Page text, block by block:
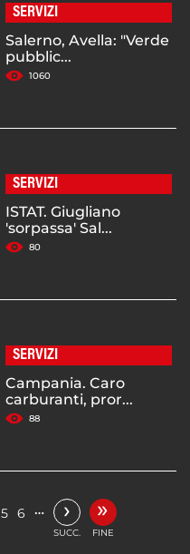
SERVIZI
Salerno, Avella: "Verde
pubblic...
1060
SERVIZI
ISTAT. Giugliano
'sorpassa' Sal...
80
SERVIZI
Campania. Caro
carburanti, pror...
88
5 6 … ›
SUCC.
»
FINE